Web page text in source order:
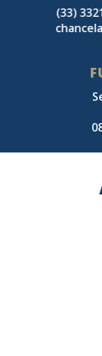
(33)